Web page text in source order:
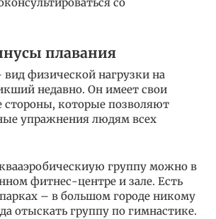
со
плавания
вид физической нагрузки на
недавно. Он имеет свои
которые позволяют
упражнения людям всех
группу можно в
фитнес-центре и зале. Есть
– в большом городе никому
отыскать группу по гимнастике.